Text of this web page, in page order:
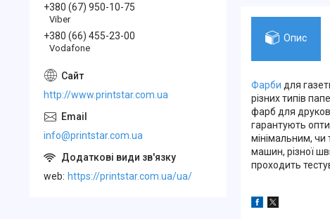
Опис
Фарби для
різних типів
фарб для
гарантують
мінімальним,
машин, різної
проходить
+380 (67) 950-10-75
Viber
+380 (66) 455-23-00
Vodafone
http://www.printstar.com.ua
info@printstar.com.ua
web https://printstar.com.ua/ua/